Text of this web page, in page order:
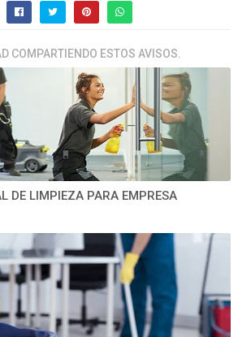
COMPARTIENDO ESTOS AVISOS.
DE LIMPIEZA PARA EMPRESA